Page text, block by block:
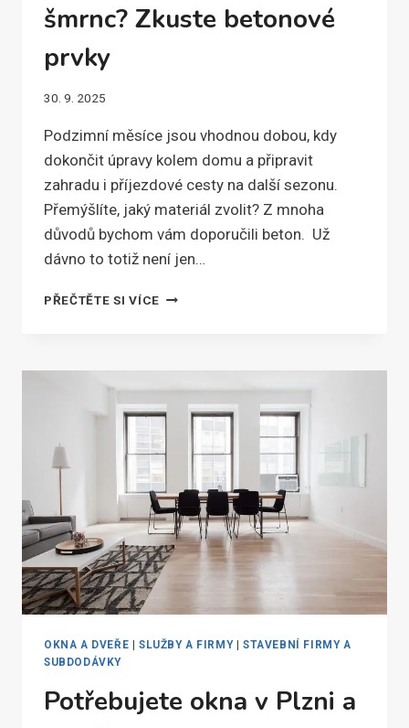
šmrnc? Zkuste betonové
prvky
30. 9. 2025
Podzimní měsíce jsou vhodnou dobou, kdy
dokončit úpravy kolem domu a připravit
zahradu i příjezdové cesty na další sezonu.
Přemýšlíte, jaký materiál zvolit? Z mnoha
důvodů bychom vám doporučili beton. Už
dávno to totiž není jen…
PŘEČTĚTE SI VÍCEJAK
ŠMRNC?
ZKUSTE
BETONOVÉ
PRVKY
OKNA A DVEŘE | SLUŽBY A FIRMY|STAVEBNÍ FIRMY A
SUBDODÁVKY
Potřebujete okna v Plzni a